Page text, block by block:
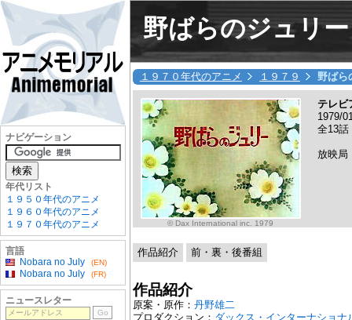
野ばらのジュリー
１９７０年代のアニメ １９７９ 野ばら
© Dax International inc. 1979
テレビ
1979/
全13話
放映
作品紹介 前・裏・後番組
作品紹介
原案・原作： 丹野雄二
プロダクション： ダックス・インターナショナ
ナビゲーション
年代リスト
１９５０年代のアニメ
１９６０年代のアニメ
１９７０年代のアニメ
言語
Nobara no July
(EN)
Nobara no July (FR)
ニュースレター